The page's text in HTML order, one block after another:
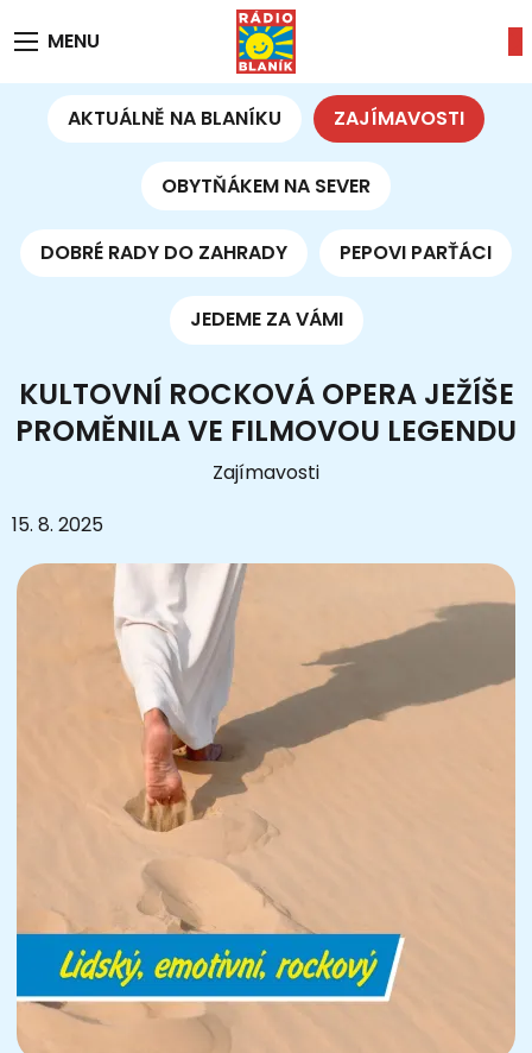
MENU
AKTUÁLNĚ NA BLANÍKU ZAJÍMAVOSTI
OBYTŇÁKEM NA SEVER
DOBRÉ RADY DO ZAHRADY PEPOVI PARŤÁCI
JEDEME ZA VÁMI
KULTOVNÍ ROCKOVÁ OPERA JEŽÍŠE
PROMĚNILA VE FILMOVOU LEGENDU
Zajímavosti
15. 8. 2025